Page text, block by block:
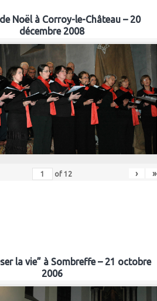
Noël à Corroy-le-Château – 20
décembre 2008
of 12 › »
la vie” à Sombreffe – 21 octobre
2006